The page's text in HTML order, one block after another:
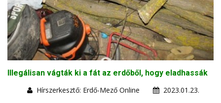
Illegálisan vágták ki a fát az erdőből, hogy eladhassák
Hírszerkesztő: Erdő-Mező Online
2023.01.23.